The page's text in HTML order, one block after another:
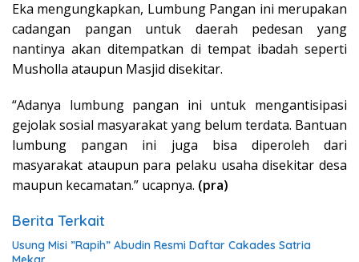
Eka mengungkapkan, Lumbung Pangan ini merupakan
cadangan pangan untuk daerah pedesan yang
nantinya akan ditempatkan di tempat ibadah seperti
Musholla ataupun Masjid disekitar.
“Adanya lumbung pangan ini untuk mengantisipasi
gejolak sosial masyarakat yang belum terdata. Bantuan
lumbung pangan ini juga bisa diperoleh dari
masyarakat ataupun para pelaku usaha disekitar desa
maupun kecamatan.” ucapnya. (pra)
Berita Terkait
Usung Misi ”Rapih” Abudin Resmi Daftar Cakades Satria